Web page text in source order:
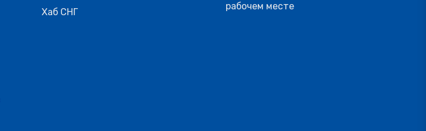
Хаб СНГ
рабочем месте